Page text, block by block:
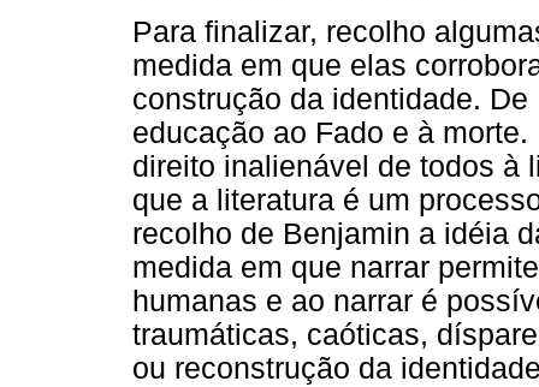
Para finalizar, recolho
medida em que elas
construção da identidade.
educação ao Fado e à
direito inalienável de todos à
que a literatura é um
recolho de Benjamin a idéia
medida em que narrar
humanas e ao narrar é
traumáticas, caóticas,
ou reconstrução da